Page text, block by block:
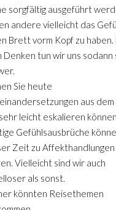
sorgfältig ausgeführt
andere vielleicht das
Brett vorm Kopf zu
Denken tun wir uns sodann
Sie heute
aus dem
leicht eskalieren
Gefühlsausbrüche
Zeit zu Affekthandlungen
Vielleicht sind wir auch
als sonst.
könnten Reisethemen